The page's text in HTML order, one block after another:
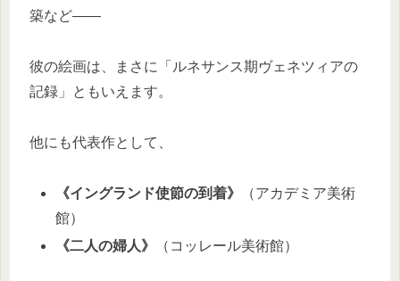
築など――
彼の絵画は、まさに「ルネサンス期ヴェネツィアの
記録」ともいえます。
他にも代表作として、
《イングランド使節の到着》
（アカデミア美術
館）
《二人の婦人》
（コッレール美術館）